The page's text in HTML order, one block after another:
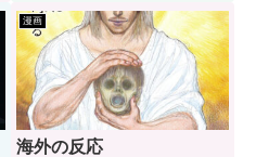
漫画
海外の反応